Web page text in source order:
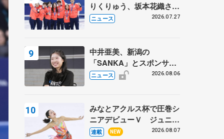
りくりゅう、坂本花織さ
ん、団体メンバーら 8月
園子らコーチも
ニュース 2026.07.27
中井亜美、新潟の
「SANKA」とスポンサー
契約 「全力で応援」とコ
ニュース 2026.08.06
みなとアクルス杯で圧巻シ
ニアデビューＶ ジュニア
で４シーズン無敗の島田麻
連載 NEW 2026.08.07